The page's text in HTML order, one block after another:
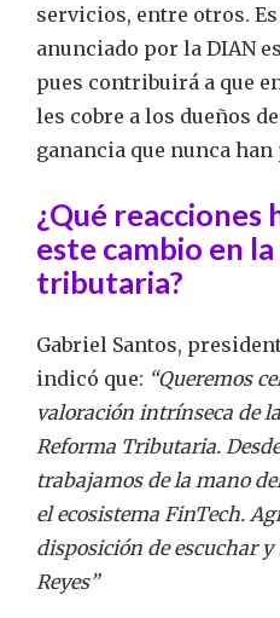
servicios, entre otros.
anunciado por la DIAN
pues contribuirá a que
les cobre a los dueños
ganancia que nunca
¿Qué reacciones
este cambio en
tributaria?
Gabriel Santos,
indicó que: “Queremos
valoración intrínseca de
Reforma Tributaria.
trabajamos de la mano
el ecosistema FinTech.
disposición de escuchar
Reyes”